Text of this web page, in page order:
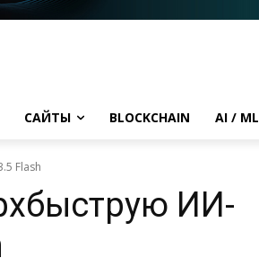
САЙТЫ BLOCKCHAIN AI / ML
Flash
ИИ-